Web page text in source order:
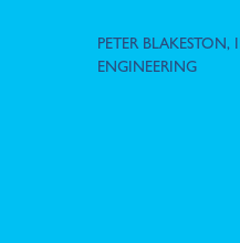
PETER
ENGINEERING